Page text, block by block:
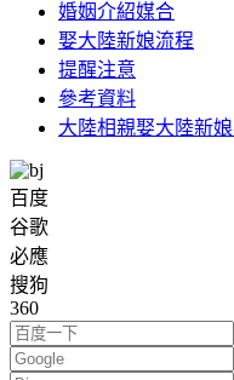
婚姻介紹媒合
娶大陸新娘流程
提醒注意
參考資料
大陸相親娶大陸新
百度
谷歌
必應
搜狗
360